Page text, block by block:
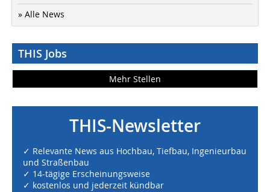
» Alle News
THIS Jobs
Mehr Stellen
THIS-Newsletter
✓ Relevante News aus Hochbau, Tiefbau, Ingenieurbau
und Straßenbau
✓ 14-tägige Erscheinungsweise
✓ kostenlos und jederzeit kündbar